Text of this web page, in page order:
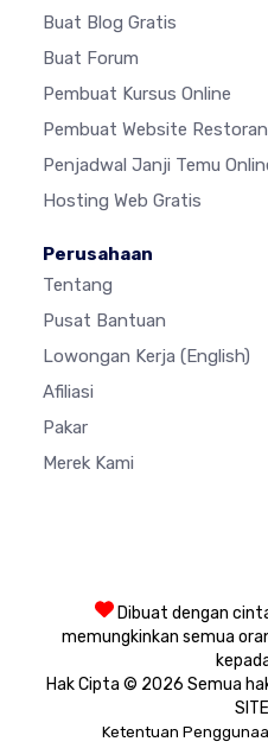
Buat Blog Gratis
Buat Forum
Pembuat Kursus Online
Pembuat Website Restoran
Penjadwal Janji Temu
Hosting Web Gratis
Perusahaan
Tentang
Pusat Bantuan
Lowongan Kerja (English)
Afiliasi
Pakar
Merek Kami
Dibuat dengan
memungkinkan semua
Hak Cipta © 2026 Semua
Ketentuan